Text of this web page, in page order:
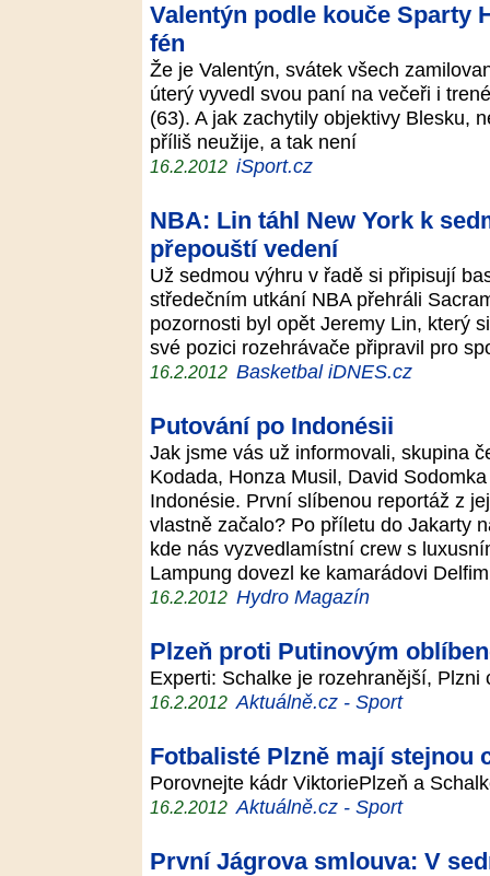
Valentýn podle kouče Sparty
fén
Že je Valentýn, svátek všech
úterý vyvedl svou paní na večeři i
(63). A jak zachytily objektivy Blesku,
příliš neužije, a tak není
16.2.2012 iSport.cz
NBA: Lin táhl New York k
přepouští vedení
Už sedmou výhru v řadě si připisují
středečním utkání NBA přehráli
pozornosti byl opět Jeremy Lin, který
své pozici rozehrávače připravil pro
16.2.2012 Basketbal iDNES.cz
Putování po Indonésii
Jak jsme vás už informovali, skupina
Kodada, Honza Musil, David
Indonésie. První slíbenou reportáž z
vlastně začalo? Po příletu do Jakarty
kde nás vyzvedlamístní crew s
Lampung dovezl ke kamarádovi
16.2.2012 Hydro Magazín
Plzeň proti Putinovým
Experti: Schalke je rozehranější,
16.2.2012 Aktuálně.cz - Sport
Fotbalisté Plzně mají stejnou
Porovnejte kádr ViktoriePlzeň a
16.2.2012 Aktuálně.cz - Sport
První Jágrova smlouva: V